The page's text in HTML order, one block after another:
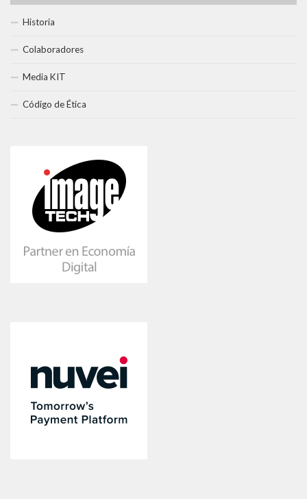
Historia
Colaboradores
Media KIT
Código de Ética